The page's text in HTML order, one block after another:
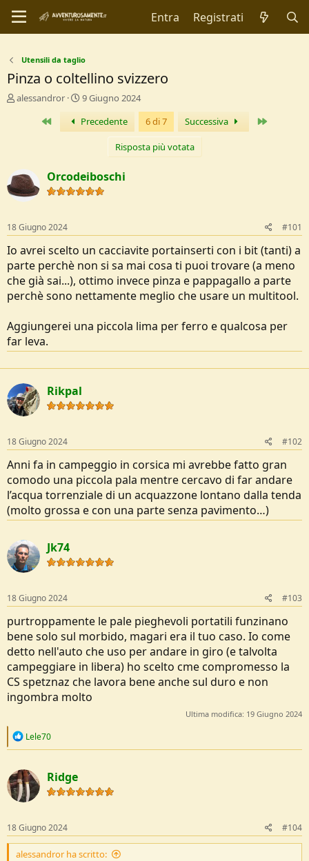
Entra Registrati
Utensili da taglio
Pinza o coltellino svizzero
C
r
e
D
c
s
i
o
alessandror
D
t
a
I
n
i
o
9 Giugno 2024
Primo Precedente 6 di 7 Successiva
Risposta più votata
Orcodeiboschi
18 Giugno 2024 #101
Io avrei scelto un cacciavite portainserti con i bit (tanti) a
parte perchè non si sa mai cosa ti puoi trovare (a meno
che già sai...), ottimo invece pinza e pappagallo a parte
perchè sono nettamente meglio che usare un multitool.
Aggiungerei una piccola lima per ferro e qualcosa per
far leva.
Rikpal
18 Giugno 2024 #102
Anni fa in campeggio in corsica mi avrebbe fatto gran
comodo una piccola pala mentre cercavo di far andare
l’acqua torrenziale di un acquazzone lontano dalla tenda
(molto grossa e con una parte senza pavimento…)
Jk74
18 Giugno 2024 #103
purtroppamente le pale pieghevoli portatili funzinano
bene solo sul morbido, magari era il tuo caso. Io come
detto nell'auto che uso per andare in giro (e talvolta
campeggiare in libera) ho scelto cme compromesso la
CS spetznaz che lavora bene anche sul duro e non
ingombra molto
Ultima modifica: 19 Giugno 2024
R
c
t
i
o
s
:
Lele70
Ridge
18 Giugno 2024 #104
alessandror ha scritto: